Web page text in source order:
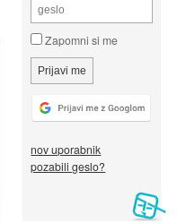
Zapomni si me
nov uporabnik
pozabili geslo?